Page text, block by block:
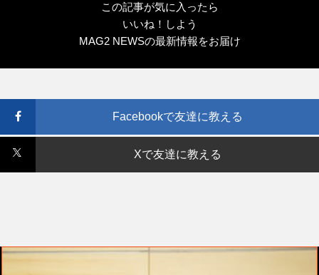
この記事が気に入ったら
いいね！しよう
MAG2 NEWSの最新情報をお届け
Facebookで友達に教える
Xで友達に教える